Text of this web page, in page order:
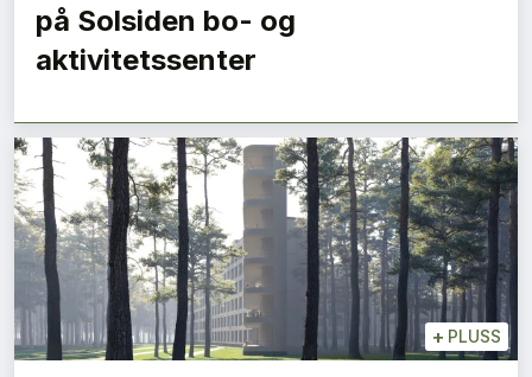
på Solsiden bo- og
aktivitetssenter
+ PLUSS